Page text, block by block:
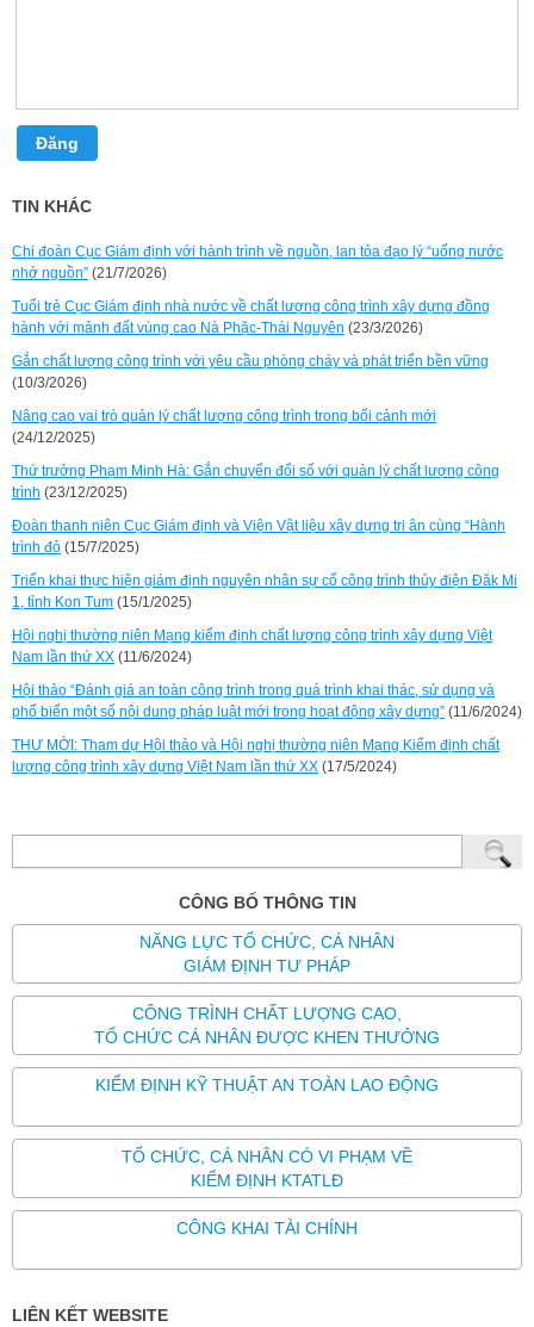
Đăng
TIN KHÁC
Chi đoàn Cục Giám định với hành trình về nguồn, lan tỏa đạo lý “uống nước
nhớ nguồn” (21/7/2026)
Tuổi trẻ Cục Giám định nhà nước về chất lượng công trình xây dựng đồng
hành với mảnh đất vùng cao Nà Phặc-Thái Nguyên (23/3/2026)
Gắn chất lượng công trình với yêu cầu phòng cháy và phát triển bền vững
(10/3/2026)
Nâng cao vai trò quản lý chất lượng công trình trong bối cảnh mới
(24/12/2025)
Thứ trưởng Phạm Minh Hà: Gắn chuyển đổi số với quản lý chất lượng công
trình (23/12/2025)
Đoàn thanh niên Cục Giám định và Viện Vật liệu xây dựng tri ân cùng “Hành
trình đỏ (15/7/2025)
Triển khai thực hiện giám định nguyên nhân sự cố công trình thủy điện Đăk Mi
1, tỉnh Kon Tum (15/1/2025)
Hội nghị thường niên Mạng kiểm định chất lượng công trình xây dựng Việt
Nam lần thứ XX (11/6/2024)
Hội thảo “Đánh giá an toàn công trình trong quá trình khai thác, sử dụng và
phổ biến một số nội dung pháp luật mới trong hoạt động xây dựng” (11/6/2024)
THƯ MỜI: Tham dự Hội thảo và Hội nghị thường niên Mạng Kiểm định chất
lượng công trình xây dựng Việt Nam lần thứ XX (17/5/2024)
CÔNG BỐ THÔNG TIN
NĂNG LỰC TỔ CHỨC, CÁ NHÂN
GIÁM ĐỊNH TƯ PHÁP
CÔNG TRÌNH CHẤT LƯỢNG CAO,
TỔ CHỨC CÁ NHÂN ĐƯỢC KHEN THƯỞNG
KIỂM ĐỊNH KỸ THUẬT AN TOÀN LAO ĐỘNG
TỔ CHỨC, CÁ NHÂN CÓ VI PHẠM VỀ
KIỂM ĐỊNH KTATLĐ
CÔNG KHAI TÀI CHÍNH
LIÊN KẾT WEBSITE